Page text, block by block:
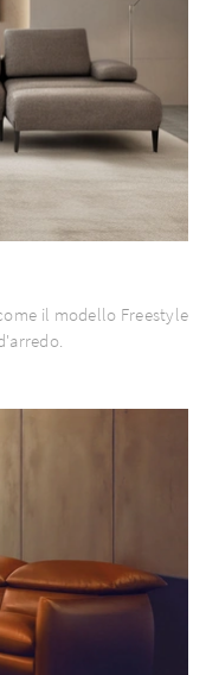
il modello Freestyle